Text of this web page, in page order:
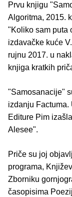
Prvu knjigu
Algoritma, 2015.
"Koliko sam puta
izdavačke kuće
rujnu 2017. u
knjiga kratkih
"Samosanacije"
izdanju
Editure Pim
Alesee".
Priče su joj
programa,
Zborniku
časopisima